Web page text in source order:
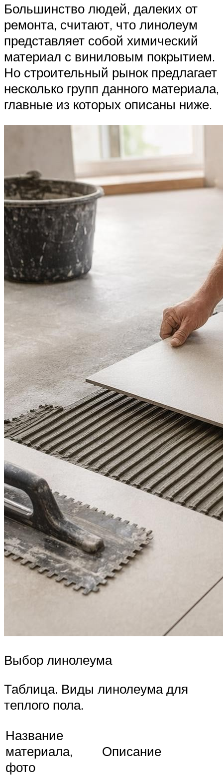
Большинство людей, далеких от
ремонта, считают, что линолеум
представляет собой химический
материал с виниловым покрытием.
Но строительный рынок предлагает
несколько групп данного материала,
главные из которых описаны ниже.
Выбор линолеума
Таблица. Виды линолеума для
теплого пола.
Название
материала,
фото
Описание